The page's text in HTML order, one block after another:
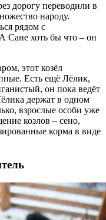
дорогу переводили в
народу.
рядом с
Сане хоть бы что – он
этот козёл
Есть ещё Лёлик,
он пока ведёт
держат в одном
взрослые особи уже
козлов – сено,
корма в виде